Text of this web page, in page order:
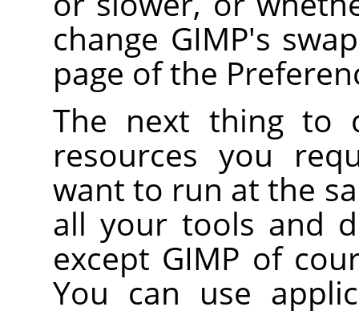
change GIMP's
page of the
The next thing to
resources you
want to run at the
all your tools and
except GIMP of
You can use